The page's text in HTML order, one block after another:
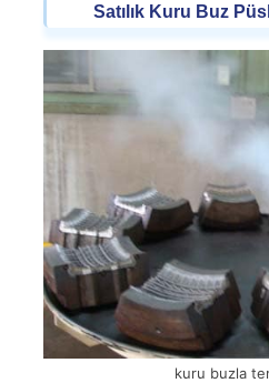
Satılık Kuru Buz
kuru buzla